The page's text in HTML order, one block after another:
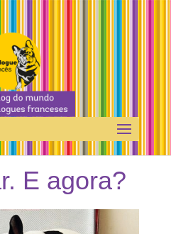
E agora?